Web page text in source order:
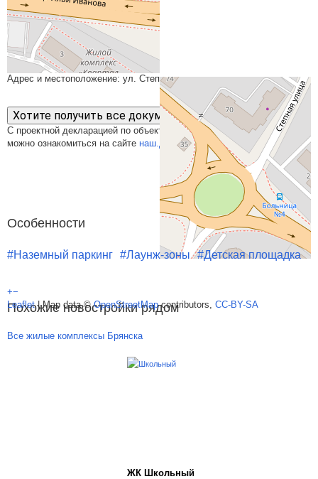
+−
Leaflet| Map data ©OpenStreetMapcontributors, CC-BY-SA
Адрес и местоположение: ул. Степная
Хотите получить все документы сразу?
С проектной декларацией по объектам СЗ ИНВЕСТГАРАНТСТРОЙ
можно ознакомиться на сайте наш.дом.рф
Особенности
#Наземный паркинг #Лаунж-зоны #Детская площадка
Похожие новостройки рядом
Все жилые комплексы Брянска
ЖК Школьный